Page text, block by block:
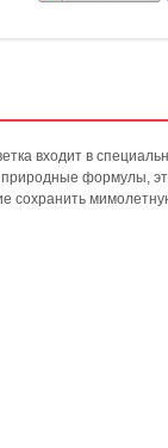
входит в
формулы,
сохранить